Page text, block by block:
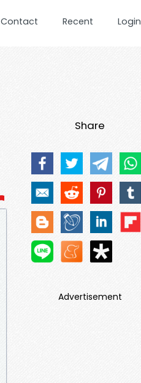
Contact Recent Login
Share
Advertisement